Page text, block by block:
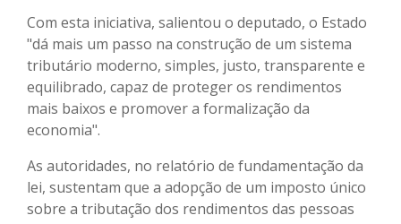
Com esta iniciativa, salientou o deputado, o Estado
"dá mais um passo na construção de um sistema
tributário moderno, simples, justo, transparente e
equilibrado, capaz de proteger os rendimentos
mais baixos e promover a formalização da
economia".
As autoridades, no relatório de fundamentação da
lei, sustentam que a adopção de um imposto único
sobre a tributação dos rendimentos das pessoas